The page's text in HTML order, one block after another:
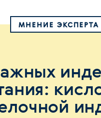
МНЕНИЕ ЭКСПЕРТА